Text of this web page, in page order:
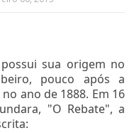
sua origem no
pouco após a
ano de 1888. Em 16
"O Rebate", a